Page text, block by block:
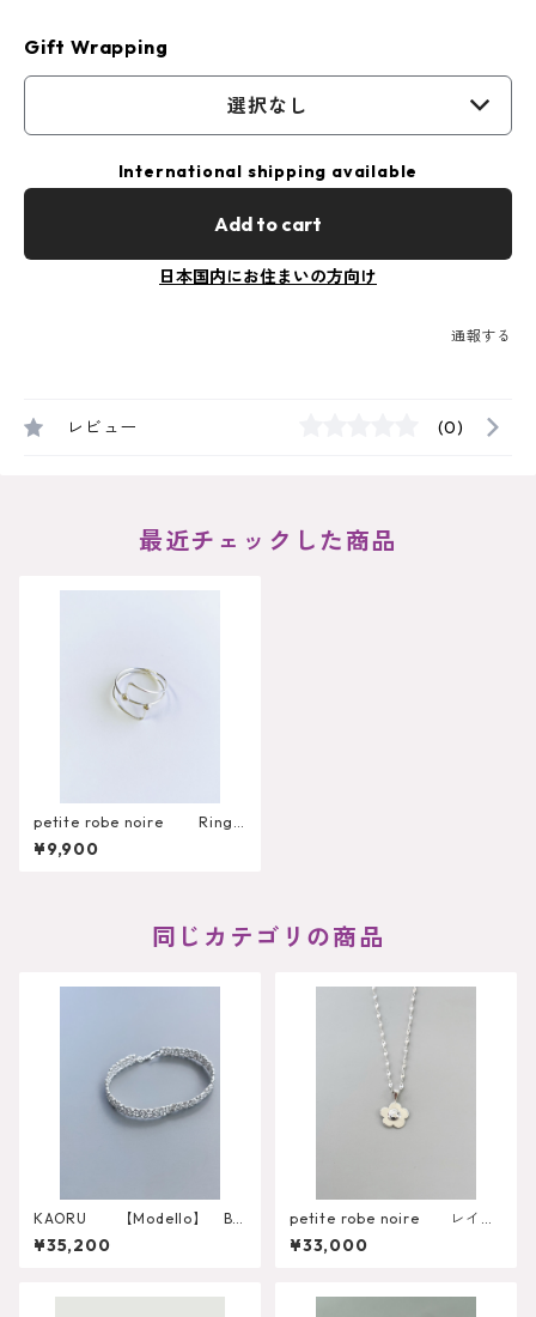
Gift Wrapping
選択なし
International shipping available
Add to cart
日本国内にお住まいの方向け
通報する
レビュー (0)
最近チェックした商品
petite robe noire Ring
(PRN192831)
¥9,900
同じカテゴリの商品
KAORU 【Modello】 Ba
ngle S
¥35,200
petite robe noire レイの
不揃いなお花【梅ちゃん】
メソシルバーネックレス
¥33,000